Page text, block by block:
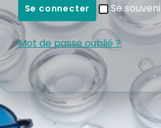
Se connecter Se
Mot de passe oublié ?